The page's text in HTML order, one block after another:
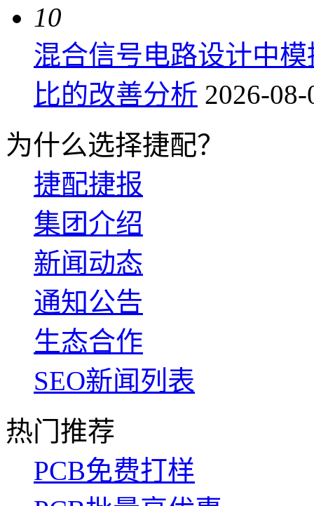
10
混合信号电路设计中
比的改善分析 2026-
为什么选择捷配？
捷配捷报
集团介绍
新闻动态
通知公告
生态合作
SEO新闻列表
热门推荐
PCB免费打样